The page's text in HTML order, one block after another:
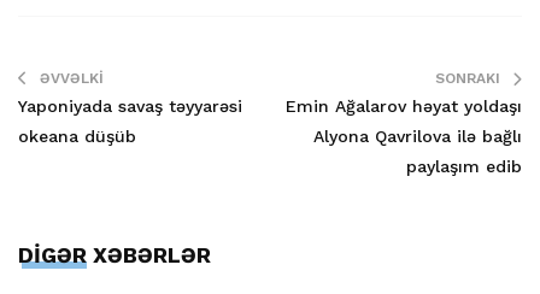
ƏVVƏLKI
Yaponiyada savaş təyyarəsi
okeana düşüb
SONRAKI
Emin Ağalarov həyat yoldaşı
Alyona Qavrilova ilə bağlı
paylaşım edib
DİGƏR XƏBƏRLƏR